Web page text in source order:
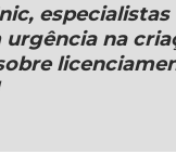
especialistas
na